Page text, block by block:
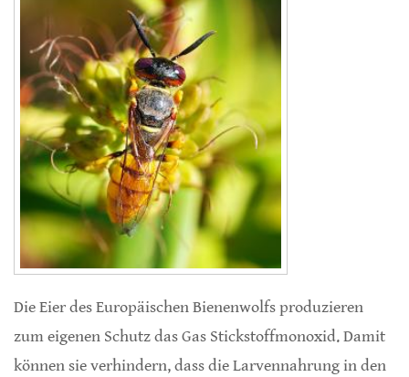
Die Eier des Europäischen Bienenwolfs produzieren
zum eigenen Schutz das Gas Stickstoffmonoxid. Damit
können sie verhindern, dass die Larvennahrung in den